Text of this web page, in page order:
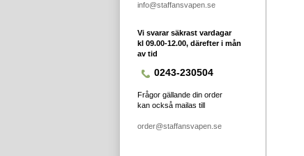
info@staffansvapen.se
Vi svarar säkrast vardagar
kl 09.00-12.00, därefter i mån
av tid
0243-230504
Frågor gällande din order
kan också mailas till
order@staffansvapen.se